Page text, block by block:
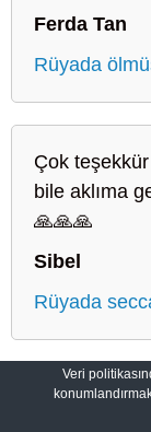
Ferda Tan
Rüyada
Çok
bile aklıma
🙏🙏🙏
Sibel
Rüyada
Sahih
Veri